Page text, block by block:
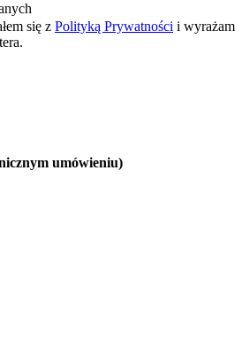
się z Polityką Prywatności i wyrażam
umówieniu)